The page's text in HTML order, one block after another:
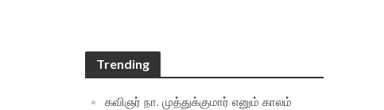
Trending
கவிஞர் நா. முத்துக்குமார் எனும் காலம்